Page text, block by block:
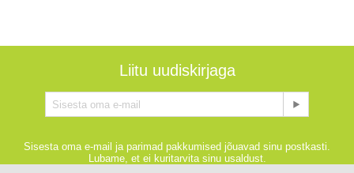
Liitu uudiskirjaga
Sisesta oma e-mail ja parimad pakkumised jõuavad sinu postkasti.
Lubame, et ei kuritarvita sinu usaldust.